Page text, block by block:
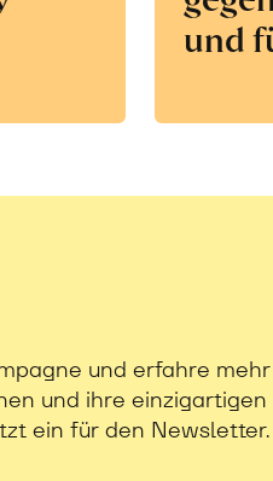
und
und erfahre mehr
und ihre einzigartigen
ein für den Newsletter.